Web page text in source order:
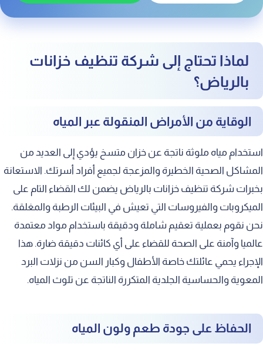
معدات وتقنيات غسيل متطورة
سرعة الاستجابة ودقة المواعيد
متى يجب عليك الاتصال بنا لتنظيف الخزان؟
تغير ملحوظ في لون وطعم المياه
انبعاث روائح كريهة من المياه
وجود حشرات أو طيور ميتة بالخزان
نصائح للحفاظ على نظافة خزان المياه
إحكام إغلاق غطاء الخزان دائما
اختيار مكان مناسب لتركيب الخزان
تركيب فلاتر مياه مركزية
التعاقد المستمر للصيانة الدورية
استخدام مواد تنظيف كيميائية غير مخصصة
لماذا تحتاج إلى شركة تنظيف خزانات
بالرياض؟
الوقاية من الأمراض المنقولة عبر المياه
استخدام مياه ملوثة ناتجة عن خزان متسخ يؤدي إلى العديد من
المشاكل الصحية الخطيرة والمزعجة لجميع أفراد أسرتك. الاستعانة
بخبرات شركة تنظيف خزانات بالرياض يضمن لك القضاء التام على
الميكروبات والفيروسات التي تعيش في البيئات الرطبة والمغلقة.
نحن نقوم بعملية تعقيم شاملة ودقيقة باستخدام مواد معتمدة
عالميا وآمنة على الصحة للقضاء على أي كائنات دقيقة ضارة. هذا
الإجراء يحمي عائلتك خاصة الأطفال وكبار السن من نزلات البرد
المعوية والحساسية الجلدية المتكررة الناتجة عن تلوث المياه.
الحفاظ على جودة طعم ولون المياه